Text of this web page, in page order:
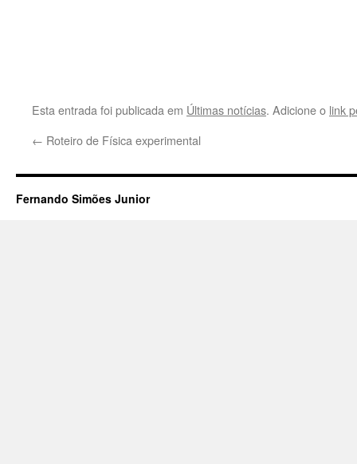
Esta entrada foi publicada em Últimas notícias. Adicione o link
← Roteiro de Física experimental
Fernando Simões Junior